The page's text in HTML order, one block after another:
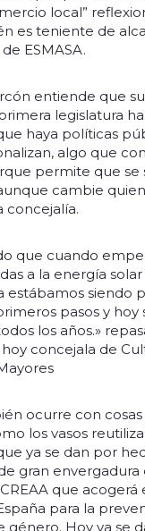
local”
es teniente de
ESMASA.
entiende que
legislatura ha
haya políticas
algo que
permite que se
cambie
concejalía.
que cuando
a la energía solar
estábamos siendo
pasos y hoy
los años.»
concejala de
ocurre con cosas
los vasos
ya se dan por
gran envergadura
que acogerá
para la
género. Hoy ya se